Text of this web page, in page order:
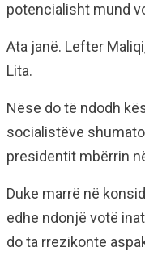
potencialisht mund
Ata janë. Lefter
Lita.
Nëse do të ndodh
socialistëve
presidentit mbërrin
Duke marrë në
edhe ndonjë votë
do ta rrezikonte